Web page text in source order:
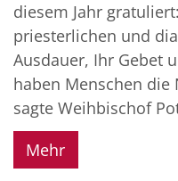
diesem Jahr
priesterlichen und
Ausdauer, Ihr Gebet
haben Menschen die
sagte Weihbischof
Mehr